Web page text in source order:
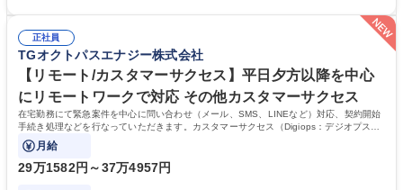
表するインフラ企業 #ポテンシャル採用
した。https://www.osakagas.co.jp/company/press/pr2024/1777576_564
72.html ■エネルギーセキュリティの不安定化や気候変動による自然災害の
甚大化など、これまで以上に社会課題解決の重要性が高まっています。
「未来の日常」の創造に向けて持続可能な社会の実現に貢献してまいりま
す。 学歴・資格 学歴：大学院 大学 語学力： 資格：
正社員
TGオクトパスエナジー株式会社
【リモート/カスタマーサクセス】平日夕方以降を中心
にリモートワークで対応 その他カスタマーサクセス
在宅勤務にて緊急案件を中心に問い合わせ（メール、SMS、LINEなど）対応、契約開始
手続き処理などを行なっていただきます。カスタマーサクセス（Digiops：デジオプス）
と運用構築の業務となります。
月給
29万1582円～37万4957円